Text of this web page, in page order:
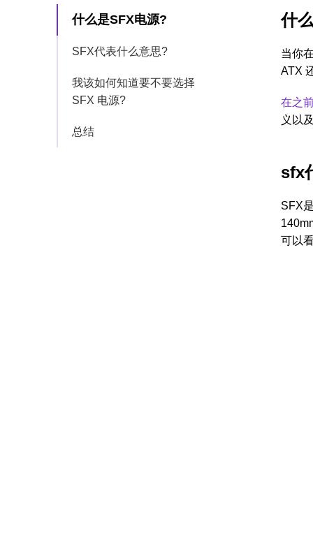
什么是SFX电源?
SFX代表什么意思?
我该如何知道要不要选择
SFX 电源?
总结
什
当你
ATX
在之
义以
sfx
SFX
可以